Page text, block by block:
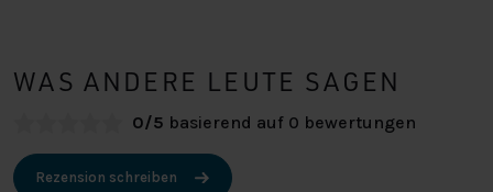
WAS ANDERE LEUTE SAGEN
0/5 basierend auf 0 bewertungen
Rezension schreiben